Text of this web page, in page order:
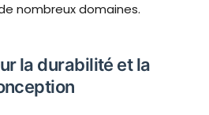
nombreux domaines.
la durabilité et la